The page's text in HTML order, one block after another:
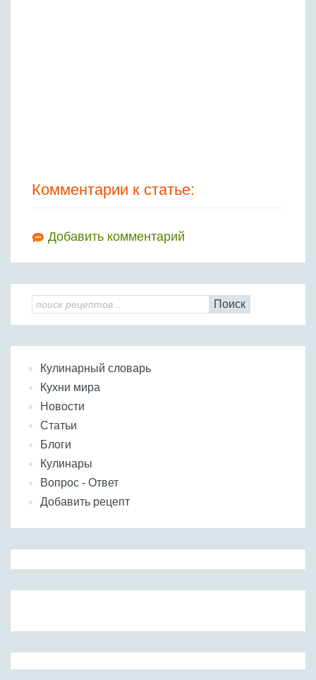
Комментарии к статье:
Добавить комментарий
Поиск
Кулинарный словарь
Кухни мира
Новости
Статьи
Блоги
Кулинары
Вопрос - Ответ
Добавить рецепт